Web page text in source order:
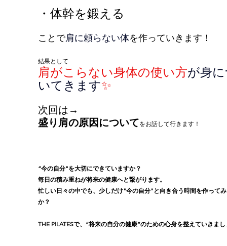
・体幹を鍛える
ことで肩に頼らない体を作っていきます！
結果として
肩がこらない身体の使い方が身
いてきます✨
次回は →
盛り肩の原因についてをお話して行きます！
“今の自分"を大切にできていますか？
毎日の積み重ねが将来の健康へと繋がります。
忙しい日々の中でも、少しだけ"今の自分"と向き合う時間を作って
か？
THE PILATESで、“将来の自分の健康”のための心身を整えていきま